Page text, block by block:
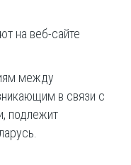
на веб-сайте
между
в связи с
подлежит